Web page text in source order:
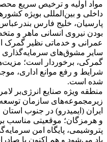
مواد اولیه و ترخیص سریع
داخلی و بین‌المللی بویژه
پارسیان، خلیج فارس
بودن نیروی انسانی ماهر و
عمرانی و خدماتی نظیر
سایر مشوق‌های سرمایه‌گذاری
گمرکی، برخوردار است؛
شرایط و رفع موانع اداری،
شده است.
زیرمجموعه‌های سازمان
ایران (ایمیدرو) در جنوب
و هرمزگان؛ موقعیتی مناسب
پتروشیمی، پایگاه امن
یاد می‌شود و هم اکنون با